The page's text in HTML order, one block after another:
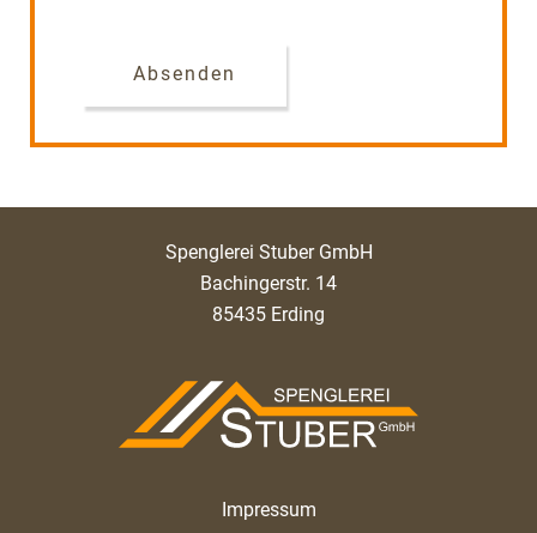
Absenden
Spenglerei Stuber GmbH
Bachingerstr. 14
85435 Erding
Impressum